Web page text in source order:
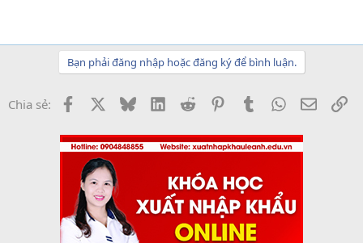
Bạn phải đăng nhập hoặc đăng ký để bình luận.
Chia sẻ: Facebook BlueskyLinkedInReddit PinterestTumblrWhatsApp
Email